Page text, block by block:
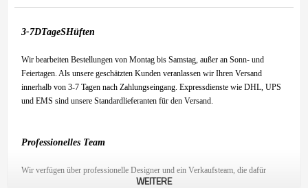
3-7DTageSHüften
Wir bearbeiten Bestellungen von Montag bis Samstag, außer an Sonn- und
Feiertagen. Als unsere geschätzten Kunden veranlassen wir Ihren Versand
innerhalb von 3-7 Tagen nach Zahlungseingang. Expressdienste wie DHL, UPS
und EMS sind unsere Standardlieferanten für den Versand.
Professionelles Team
Wir verfügen über professionelle Designer und ein Verkaufsteam, die dafür
sorgen, dass Sie mit unserem Produkt zufrieden sind und ein angenehmes
WEITERE